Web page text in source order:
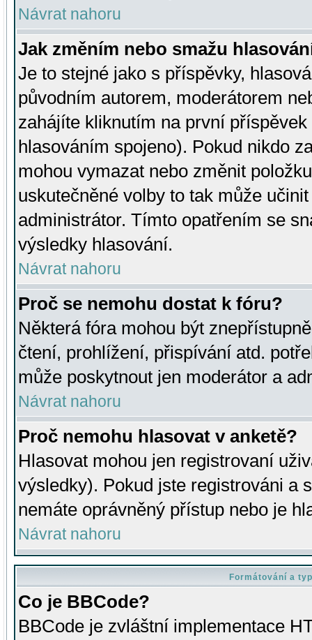
Návrat nahoru
Jak změním nebo smažu
Je to stejné jako s příspěvky,
původním autorem, moderátorem
zahájíte kliknutím na první
hlasováním spojeno). Pokud nikdo
mohou vymazat nebo změnit
uskutečněné volby to tak může
administrátor. Tímto opatřením se
výsledky hlasování.
Návrat nahoru
Proč se nemohu dostat k fóru?
Některá fóra mohou být
čtení, prohlížení, přispívání atd.
může poskytnout jen moderátor a
Návrat nahoru
Proč nemohu hlasovat v anketě?
Hlasovat mohou jen registrovaní
výsledky). Pokud jste registrováni a
nemáte oprávněný přístup nebo je
Návrat nahoru
Formátování a
Co je BBCode?
BBCode je zvláštní implementace